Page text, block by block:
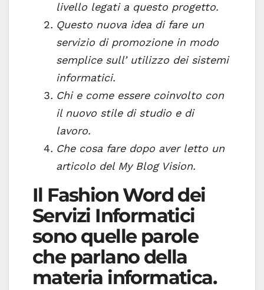
livello legatia questo progetto.
Questo nuova idea di fare un
servizio di promozione in modo
semplicesull’ utilizzo dei sistemi
informatici.
Chi e come essere coinvolto con
il nuovo stile distudio e di
lavoro.
Che cosa fare dopo aver letto un
articolo del My Blog Vision.
Il Fashion Word dei
Servizi Informatici
sono quelle parole
che parlano della
materia informatica.